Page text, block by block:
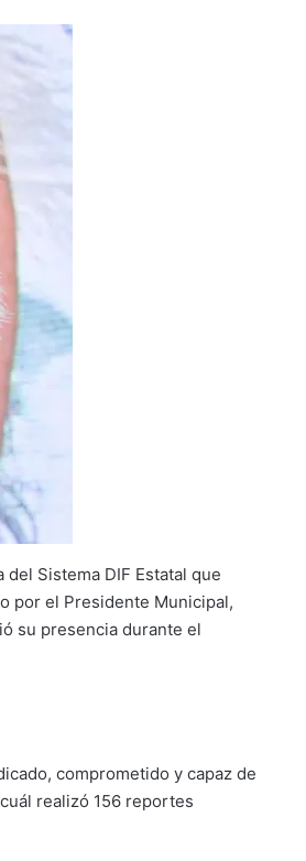
Sistema DIF Estatal que
por el Presidente Municipal,
su presencia durante el
comprometido y capaz de
realizó 156 reportes